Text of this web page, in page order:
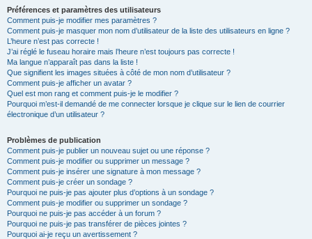
Préférences et paramètres des utilisateurs
Comment puis-je modifier mes paramètres ?
Comment puis-je masquer mon nom d’utilisateur de la liste des utilisateurs en ligne ?
L’heure n’est pas correcte !
J’ai réglé le fuseau horaire mais l’heure n’est toujours pas correcte !
Ma langue n’apparaît pas dans la liste !
Que signifient les images situées à côté de mon nom d’utilisateur ?
Comment puis-je afficher un avatar ?
Quel est mon rang et comment puis-je le modifier ?
Pourquoi m’est-il demandé de me connecter lorsque je clique sur le lien de courrier
électronique d’un utilisateur ?
Problèmes de publication
Comment puis-je publier un nouveau sujet ou une réponse ?
Comment puis-je modifier ou supprimer un message ?
Comment puis-je insérer une signature à mon message ?
Comment puis-je créer un sondage ?
Pourquoi ne puis-je pas ajouter plus d’options à un sondage ?
Comment puis-je modifier ou supprimer un sondage ?
Pourquoi ne puis-je pas accéder à un forum ?
Pourquoi ne puis-je pas transférer de pièces jointes ?
Pourquoi ai-je reçu un avertissement ?